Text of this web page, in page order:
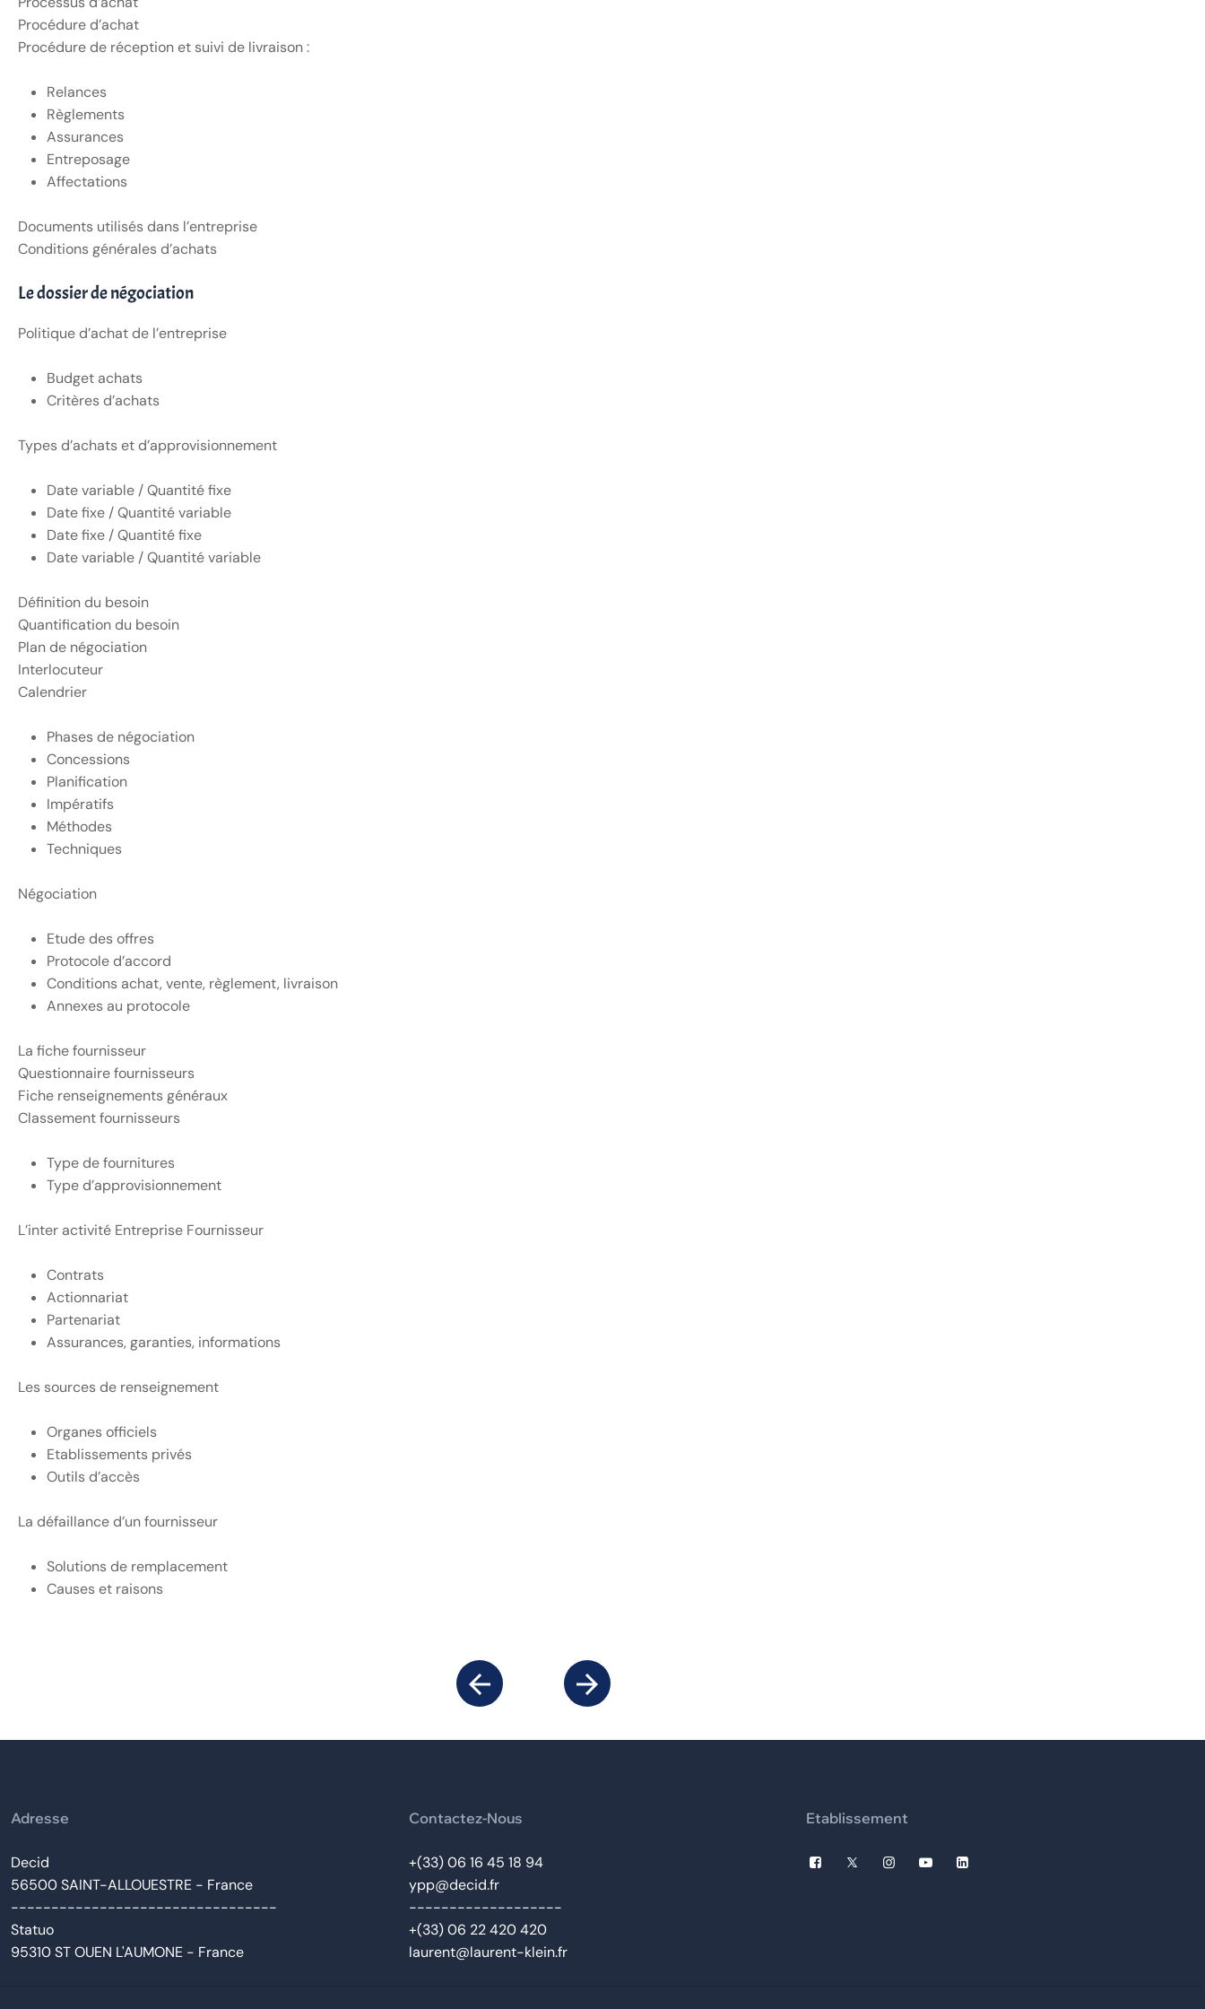
Procédure d’achat
Procédure de réception et suivi de livraison :
Relances
Règlements
Assurances
Entreposage
Affectations
Documents utilisés dans l’entreprise
Conditions générales d’achats
Le dossier de négociation
Politique d’achat de l’entreprise
Budget achats
Critères d’achats
Types d’achats et d’approvisionnement
Date variable / Quantité fixe
Date fixe / Quantité variable
Date fixe / Quantité fixe
Date variable / Quantité variable
Définition du besoin
Quantification du besoin
Plan de négociation
Interlocuteur
Calendrier
Phases de négociation
Concessions
Planification
Impératifs
Méthodes
Techniques
Négociation
Etude des offres
Protocole d’accord
Conditions achat, vente, règlement, livraison
Annexes au protocole
La fiche fournisseur
Questionnaire fournisseurs
Fiche renseignements généraux
Classement fournisseurs
Type de fournitures
Type d’approvisionnement
L’inter activité Entreprise Fournisseur
Contrats
Actionnariat
Partenariat
Assurances, garanties, informations
Les sources de renseignement
Organes officiels
Etablissements privés
Outils d’accès
La défaillance d’un fournisseur
Solutions de remplacement
Causes et raisons
Adresse
Decid
56500 SAINT-ALLOUESTRE - France
---------------------------------
Statuo
95310 ST OUEN L'AUMONE - France
Contactez-Nous
+(33) 06 16 45 18 94
ypp@decid.fr
-------------------
+(33) 06 22 420 420
laurent@laurent-klein.fr
Etablissement